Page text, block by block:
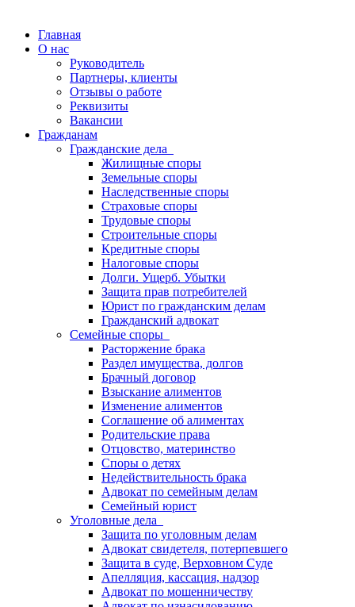
Главная
О нас
Руководитель
Партнеры, клиенты
Отзывы о работе
Реквизиты
Вакансии
Гражданам
Гражданские дела
Жилищные споры
Земельные споры
Наследственные споры
Страховые споры
Трудовые споры
Строительные споры
Кредитные споры
Налоговые споры
Долги. Ущерб. Убытки
Защита прав потребителей
Юрист по гражданским делам
Гражданский адвокат
Семейные споры
Расторжение брака
Раздел имущества, долгов
Брачный договор
Взыскание алиментов
Изменение алиментов
Соглашение об алиментах
Родительские права
Отцовство, материнство
Споры о детях
Недействительность брака
Адвокат по семейным делам
Семейный юрист
Уголовные дела
Защита по уголовным делам
Адвокат свидетеля, потерпевшего
Защита в суде, Верховном Суде
Апелляция, кассация, надзор
Адвокат по мошенничеству